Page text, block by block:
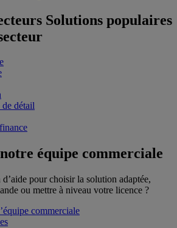
Solutions populaires
de détail
équipe commerciale
pour choisir la solution adaptée,
ou mettre à niveau votre licence ?
commerciale